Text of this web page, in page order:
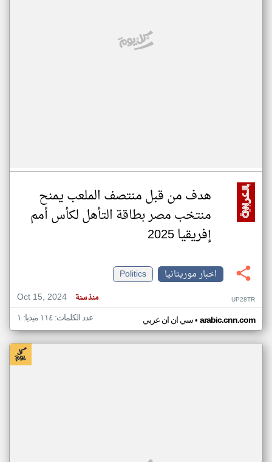
هدف من قبل منتصف الملعب يمنح
منتخب مصر بطاقة التأهل لكأس أمم
إفريقيا 2025
اخبار موريتانيا
Politics
Oct 15, 2024
منذ سنة UP28TR
سي ان ان عربي• arabic.cnn.com عدد الكلمات: ١١٤ ميديا: ١